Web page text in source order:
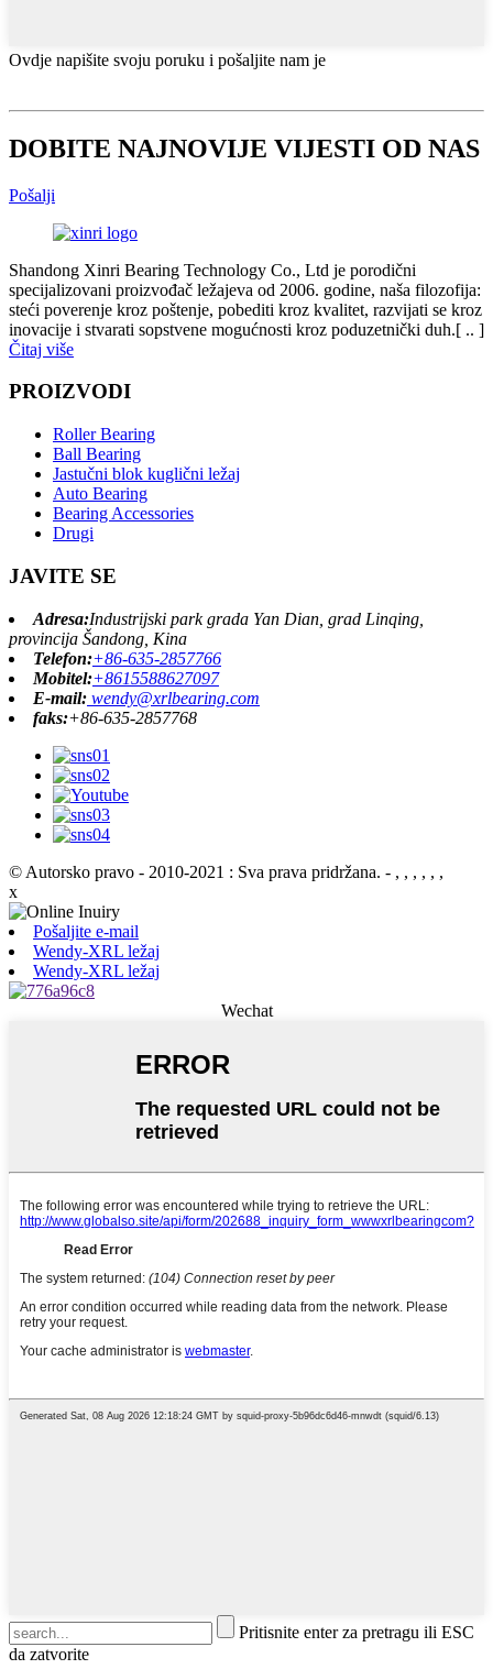
Ovdje napišite svoju poruku i pošaljite nam je
DOBITE NAJNOVIJE VIJESTI OD NAS
Pošalji
Shandong Xinri Bearing Technology Co., Ltd je porodični
specijalizovani proizvođač ležajeva od 2006. godine, naša filozofija:
steći poverenje kroz poštenje, pobediti kroz kvalitet, razvijati se kroz
inovacije i stvarati sopstvene mogućnosti kroz poduzetnički duh.[ .. ]
Čitaj više
PROIZVODI
Roller Bearing
Ball Bearing
Jastučni blok kuglični ležaj
Auto Bearing
Bearing Accessories
Drugi
JAVITE SE
Adresa:Industrijski park grada Yan Dian, grad Linqing,
provincija Šandong, Kina
Telefon:+86-635-2857766
Mobitel:+8615588627097
E-mail: wendy@xrlbearing.com
faks:+86-635-2857768
© Autorsko pravo - 2010-2021 : Sva prava pridržana. - , , , , , ,
x
Pošaljite e-mail
Wendy-XRL ležaj
Wendy-XRL ležaj
Wechat
Pritisnite enter za pretragu ili ESC
da zatvorite